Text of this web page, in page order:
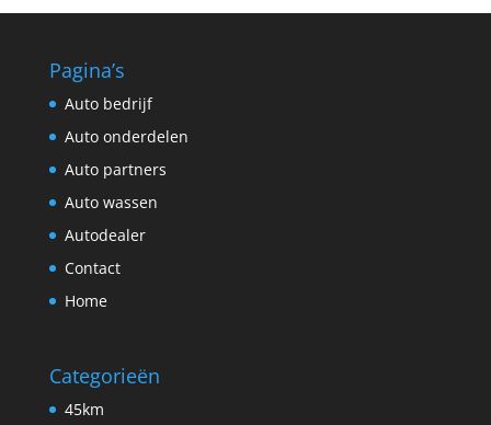
Pagina’s
Auto bedrijf
Auto onderdelen
Auto partners
Auto wassen
Autodealer
Contact
Home
Categorieën
45km